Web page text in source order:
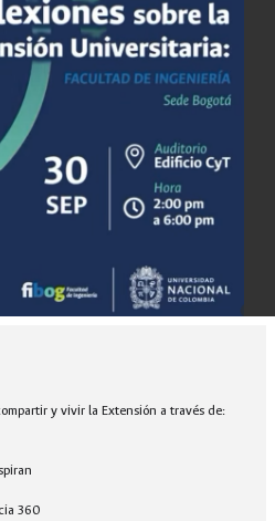
y vivir la Extensión a través de:
360